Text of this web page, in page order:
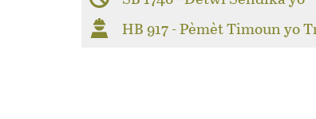
HB 917 - Pèmèt Timoun yo